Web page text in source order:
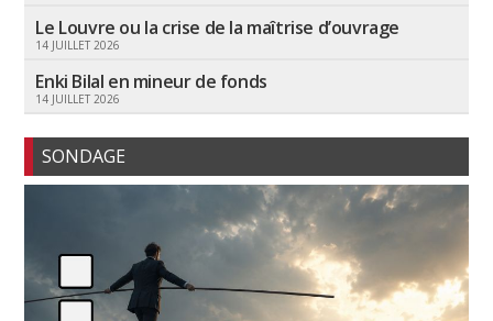
Le Louvre ou la crise de la maîtrise d’ouvrage
14 JUILLET 2026
Enki Bilal en mineur de fonds
14 JUILLET 2026
SONDAGE